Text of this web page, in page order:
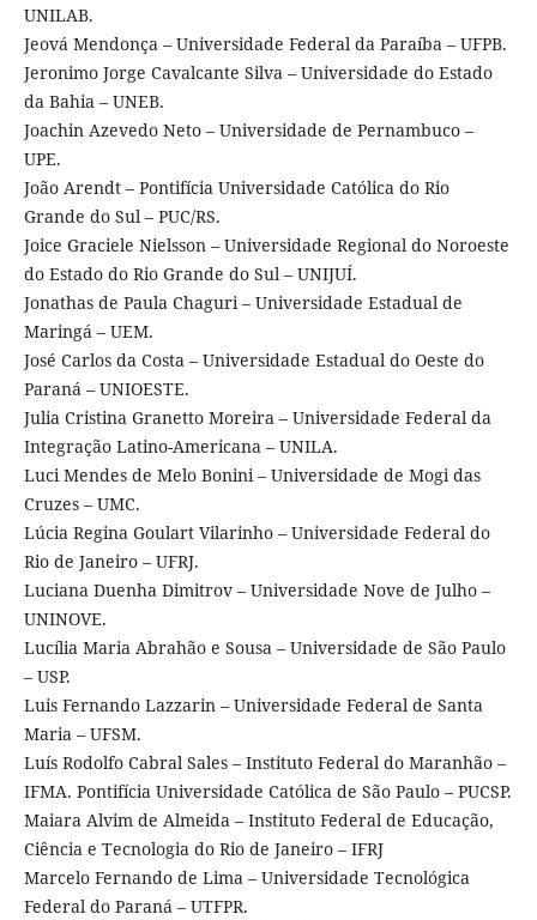
UNILAB.
Jeová Mendonça – Universidade Federal da Paraíba – UFPB.
Jeronimo Jorge Cavalcante Silva – Universidade do Estado
da Bahia – UNEB.
Joachin Azevedo Neto – Universidade de Pernambuco –
UPE.
João Arendt – Pontifícia Universidade Católica do Rio
Grande do Sul – PUC/RS.
Joice Graciele Nielsson – Universidade Regional do Noroeste
do Estado do Rio Grande do Sul – UNIJUÍ.
Jonathas de Paula Chaguri – Universidade Estadual de
Maringá – UEM.
José Carlos da Costa – Universidade Estadual do Oeste do
Paraná – UNIOESTE.
Julia Cristina Granetto Moreira – Universidade Federal da
Integração Latino-Americana – UNILA.
Luci Mendes de Melo Bonini – Universidade de Mogi das
Cruzes – UMC.
Lúcia Regina Goulart Vilarinho – Universidade Federal do
Rio de Janeiro – UFRJ.
Luciana Duenha Dimitrov – Universidade Nove de Julho –
UNINOVE.
Lucília Maria Abrahão e Sousa – Universidade de São Paulo
– USP.
Luis Fernando Lazzarin – Universidade Federal de Santa
Maria – UFSM.
Luís Rodolfo Cabral Sales – Instituto Federal do Maranhão –
IFMA. Pontifícia Universidade Católica de São Paulo – PUCSP.
Maiara Alvim de Almeida – Instituto Federal de Educação,
Ciência e Tecnologia do Rio de Janeiro – IFRJ
Marcelo Fernando de Lima – Universidade Tecnológica
Federal do Paraná – UTFPR.